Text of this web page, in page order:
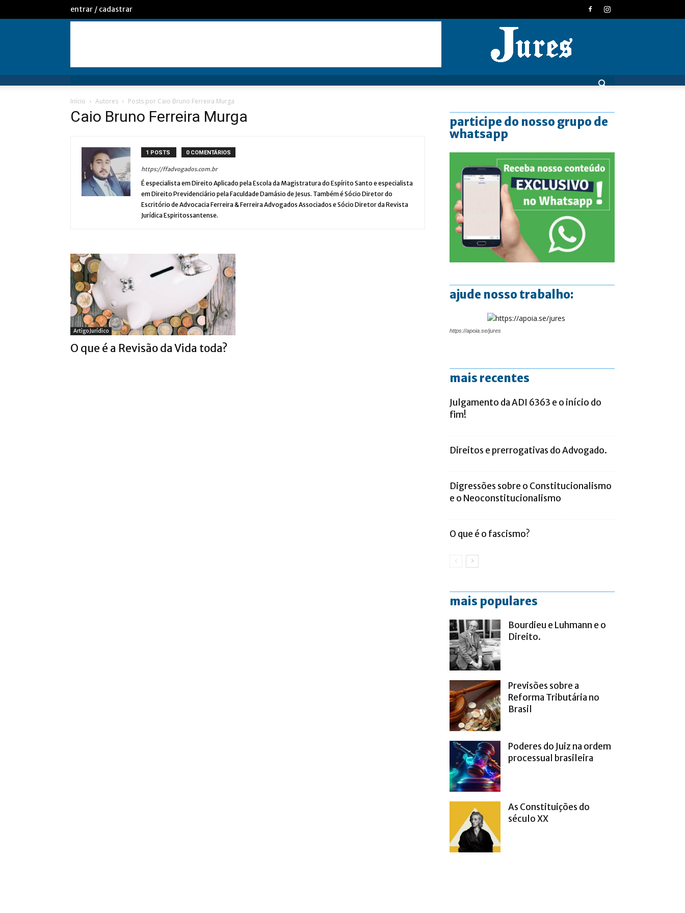
entrar / cadastrar
Início Autores Posts por Caio Bruno Ferreira Murga
Caio Bruno Ferreira Murga
1 POSTS 0 COMENTÁRIOS
https://ffadvogados.com.br
É especialista em Direito Aplicado pela Escola da Magistratura do Espírito Santo e especialista
em Direito Previdenciário pela Faculdade Damásio de Jesus. Também é Sócio Diretor do
Escritório de Advocacia Ferreira & Ferreira Advogados Associados e Sócio Diretor da Revista
Jurídica Espiritossantense.
Artigo Jurídico
O que é a Revisão da Vida toda?
participe do nosso grupo de
whatsapp
ajude nosso trabalho:
https://apoia.se/jures
mais recentes
Julgamento da ADI 6363 e o início do
fim!
Direitos e prerrogativas do Advogado.
Digressões sobre o Constitucionalismo
e o Neoconstitucionalismo
O que é o fascismo?
mais populares
Bourdieu e Luhmann e o
Direito.
Previsões sobre a
Reforma Tributária no
Brasil
Poderes do Juiz na ordem
processual brasileira
As Constituições do
século XX